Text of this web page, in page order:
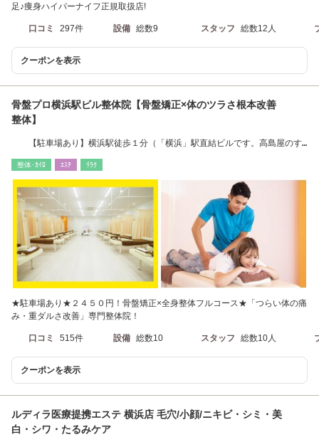
足♪痩身ハイパーナイフ正規取扱店!
口コミ 297件 設備 総数9 スタッフ 総数12人
クーポンを表示
骨盤プロ横浜駅ビル整体院【骨盤矯正×体のツラさ根本改善
整体】
【駐車場あり】横浜駅徒歩１分（「横浜」駅直結ビルです。高島屋のす
整体･ｶｲﾛ ｴｽﾃ ﾘﾗｸ
★駐車場あり★２４５０円！骨盤矯正×全身整体フルコース★「つらい体の痛
み・重ダルさ改善」専門整体院！
口コミ 515件 設備 総数10 スタッフ 総数10人
クーポンを表示
ルディラ医療提携エステ 横浜店 毛穴/小顔/ニキビ・シミ・美
白・シワ・たるみケア